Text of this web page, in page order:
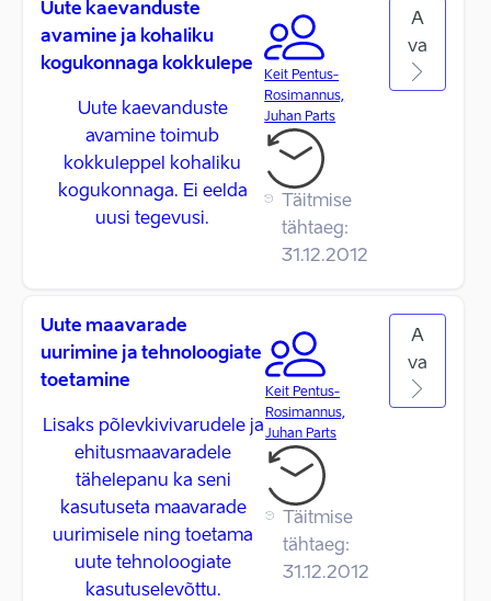
Uute kaevanduste
avamine ja kohaliku
kogukonnaga kokkulepe
Uute kaevanduste
avamine toimub
kokkuleppel kohaliku
kogukonnaga. Ei eelda
uusi tegevusi.
Keit Pentus-
Rosimannus,
Juhan Parts
Täitmise
tähtaeg:
31.12.2012
A
va
Uute maavarade
uurimine ja tehnoloogiate
toetamine
Lisaks põlevkivivarudele ja
ehitusmaavaradele
tähelepanu ka seni
kasutuseta maavarade
uurimisele ning toetama
uute tehnoloogiate
kasutuselevõttu.
Keit Pentus-
Rosimannus,
Juhan Parts
Täitmise
tähtaeg:
31.12.2012
A
va